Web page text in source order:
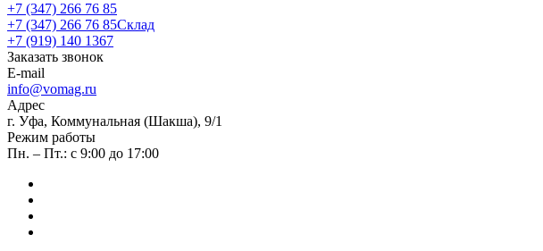
+7 (347) 266 76 85
+7 (347) 266 76 85Склад
+7 (919) 140 1367
Заказать звонок
E-mail
info@vomag.ru
Адрес
г. Уфа, Коммунальная (Шакша), 9/1
Режим работы
Пн. – Пт.: с 9:00 до 17:00